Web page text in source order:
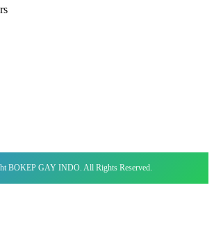
BOKEP GAY INDO. All Rights Reserved.